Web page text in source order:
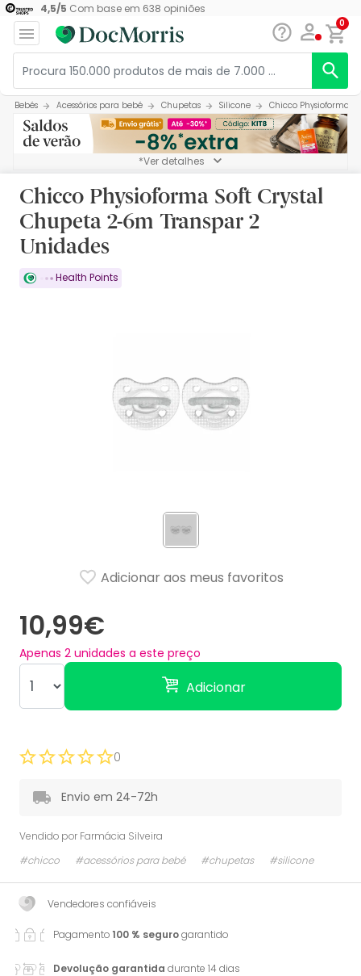
4,5/5 Com base em 638 opiniões
0
Bebés Acessórios para bebé Chupetas Silicone Chicco Physioforma
*Ver detalhes
Chicco Physioforma Soft Crystal
Chupeta 2-6m Transpar 2
Unidades
Health Points
10,99€
Apenas 2 unidades a este preço
Adicionar
Adicionar aos meus favoritos
0
Envio em 24-72h
Vendido por Farmácia Silveira
#chicco
#acessórios para bebé #chupetas #silicone
Vendedores confiáveis
Pagamento100 % segurogarantido
Devolução garantida durante 14 dias